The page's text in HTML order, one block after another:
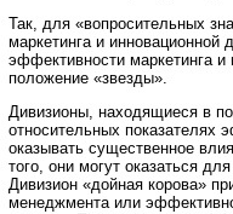
Так, для «вопросительных
маркетинга и инновационной
эффективности маркетинга
положение «звезды».
Дивизионы, находящиеся в
относительных показателях
оказывать существенное
того, они могут оказаться
Дивизион «дойная корова»
менеджмента или